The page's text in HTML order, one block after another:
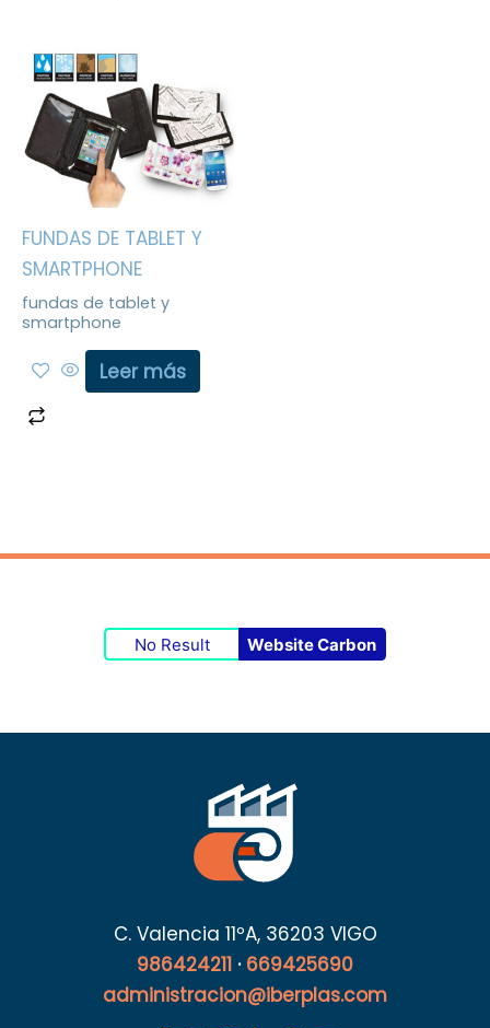
FUNDAS DE TABLET Y
SMARTPHONE
fundas de tablet y
smartphone
Leer más
No Result Website Carbon
C. Valencia 11ºA, 36203 VIGO
986424211 · 669425690
administracion@iberplas.com